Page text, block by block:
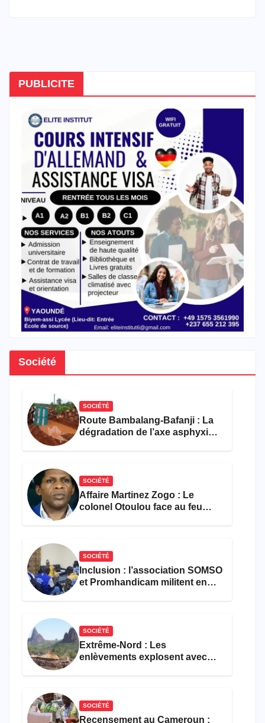
PUBLICITE
Société
SOCIÉTÉ
Route Bambalang-Bafanji : La
dégradation de l’axe asphyxie
SOCIÉTÉ
Affaire Martinez Zogo : Le
colonel Otoulou face au feu
SOCIÉTÉ
Inclusion : l’association SOMSO
et Promhandicam militent en
SOCIÉTÉ
Extrême-Nord : Les
enlèvements explosent avec
SOCIÉTÉ
Recensement au Cameroun :